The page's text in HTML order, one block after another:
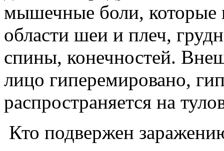
мышечные боли, которые
области шеи и плеч,
спины, конечностей.
лицо гиперемировано,
распространяется на
Кто подвержен